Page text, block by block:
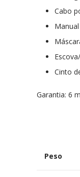
Cabo
Cinto
Garantia: 6
Peso